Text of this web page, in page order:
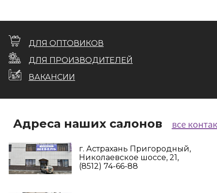
ДЛЯ ОПТОВИКОВ
ДЛЯ ПРОИЗВОДИТЕЛЕЙ
ВАКАНСИИ
Адреса наших салонов все
г. Астрахань Пригородный,
Николаевское шоссе, 21,
(8512) 74-66-88